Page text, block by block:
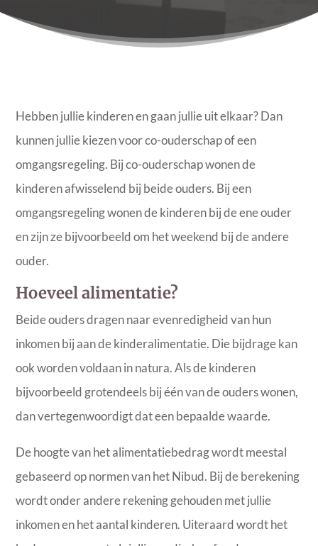
Hebben jullie kinderen en gaan jullie uit elkaar? Dan
kunnen jullie kiezen voor co-ouderschap of een
omgangsregeling. Bij co-ouderschap wonen de
kinderen afwisselend bij beide ouders. Bij een
omgangsregeling wonen de kinderen bij de ene ouder
en zijn ze bijvoorbeeld om het weekend bij de andere
ouder.
Hoeveel alimentatie?
Beide ouders dragen naar evenredigheid van hun
inkomen bij aan de kinderalimentatie. Die bijdrage kan
ook worden voldaan in natura. Als de kinderen
bijvoorbeeld grotendeels bij één van de ouders wonen,
dan vertegenwoordigt dat een bepaalde waarde.
De hoogte van het alimentatiebedrag wordt meestal
gebaseerd op normen van het Nibud. Bij de berekening
wordt onder andere rekening gehouden met jullie
inkomen en het aantal kinderen. Uiteraard wordt het